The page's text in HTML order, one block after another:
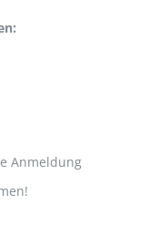
Anmeldung